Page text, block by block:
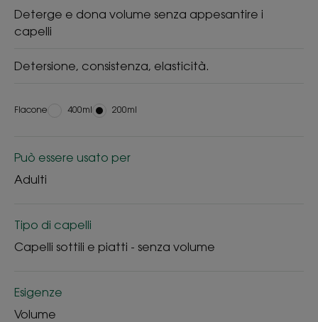
Deterge e dona volume senza appesantire i
capelli
Detersione, consistenza, elasticità.
Flacone Flacone
400ml Flacone
200ml
Può essere usato per
Adulti
Tipo di capelli
Capelli sottili e piatti - senza volume
Esigenze
Volume